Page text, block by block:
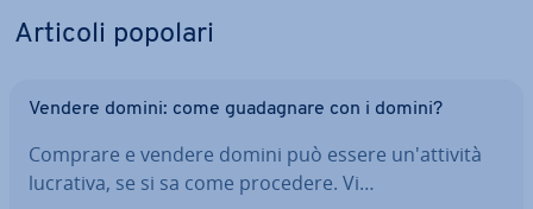
Articoli popolari
Vendere domini: come gua­da­gna­re con i domini?
Comprare e vendere domini può essere un'at­ti­vi­tà
lucrativa, se si sa come procedere. Vi…